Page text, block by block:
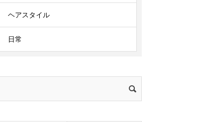
ヘアスタイル
日常